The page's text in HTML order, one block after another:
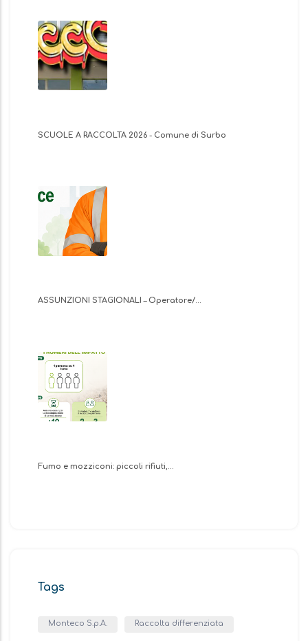
SCUOLE A RACCOLTA 2026 - Comune di Surbo
ASSUNZIONI STAGIONALI – Operatore/…
Fumo e mozziconi: piccoli rifiuti,…
Tags
Monteco S.p.A. Raccolta differenziata